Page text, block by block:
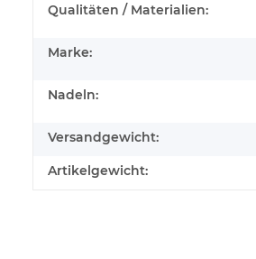
Produkteigenschaft
Wert
Qualitäten / Materialien:
Marke:
Nadeln:
Versandgewicht:
Artikelgewicht: